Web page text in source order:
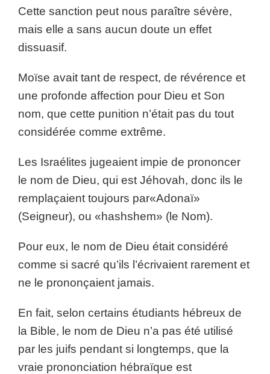
Cette sanction peut nous paraître sévère,
mais elle a sans aucun doute un effet
dissuasif.
Moïse avait tant de respect, de révérence et
une profonde affection pour Dieu et Son
nom, que cette punition n’était pas du tout
considérée comme extrême.
Les Israélites jugeaient impie de prononcer
le nom de Dieu, qui est Jéhovah, donc ils le
remplaçaient toujours par«Adonaï»
(Seigneur), ou «hashshem» (le Nom).
Pour eux, le nom de Dieu était considéré
comme si sacré qu’ils l’écrivaient rarement et
ne le prononçaient jamais.
En fait, selon certains étudiants hébreux de
la Bible, le nom de Dieu n’a pas été utilisé
par les juifs pendant si longtemps, que la
vraie prononciation hébraïque est